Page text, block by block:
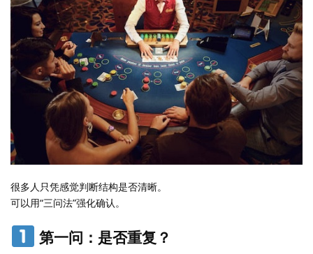
很多人只凭感觉判断结构是否清晰。
可以用“三问法”强化确认。
第一问：是否重复？